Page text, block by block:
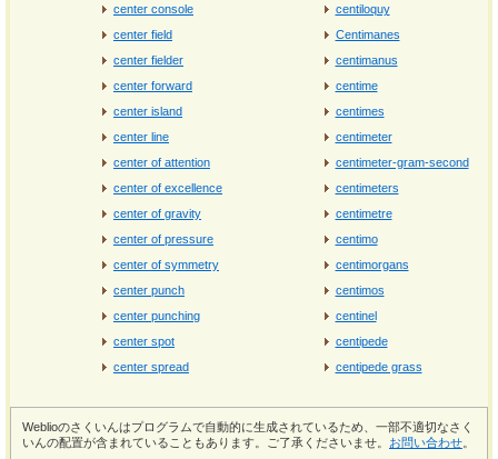
center console
center field
center fielder
center forward
center island
center line
center of attention
center of excellence
center of gravity
center of pressure
center of symmetry
center punch
center punching
center spot
center spread
centiloquy
Centimanes
centimanus
centime
centimes
centimeter
centimeter-gram-second
centimeters
centimetre
centimo
centimorgans
centimos
centinel
centipede
centipede grass
Weblioのさくいんはプログラムで自動的に生成されているため、一部不適切なさく
いんの配置が含まれていることもあります。ご了承くださいませ。 お問い合わせ